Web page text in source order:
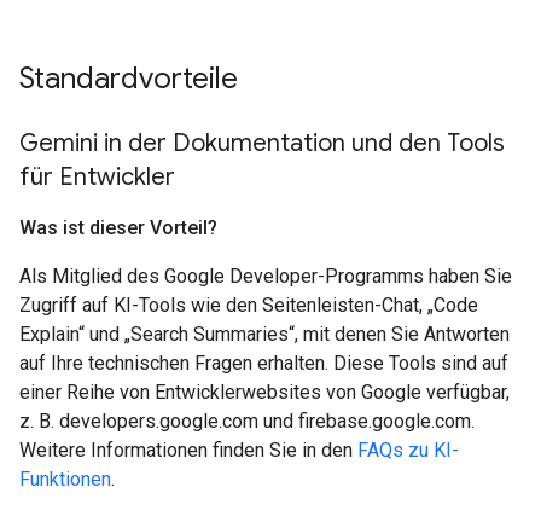
Standardvorteile
Gemini in der Dokumentation und den Tools
für Entwickler
Was ist dieser Vorteil?
Als Mitglied des Google Developer-Programms haben Sie
Zugriff auf KI-Tools wie den Seitenleisten-Chat, „Code
Explain“ und „Search Summaries“, mit denen Sie Antworten
auf Ihre technischen Fragen erhalten. Diese Tools sind auf
einer Reihe von Entwicklerwebsites von Google verfügbar,
z. B. developers.google.com und firebase.google.com.
Weitere Informationen finden Sie in den FAQs zu KI-
Funktionen.